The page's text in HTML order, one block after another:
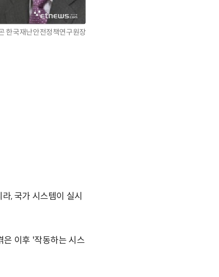
한국재난안전정책연구원장
, 국가 시스템이 실시
은 이후 '작동하는 시스